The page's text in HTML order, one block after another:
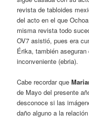
revista de tabloides
del acto en el que
misma revista todo
OV7 asistió, pues era
Érika, también
inconveniente (ebria).
Cabe recordar que
de Mayo del presente
desconoce si las
daño alguno a la